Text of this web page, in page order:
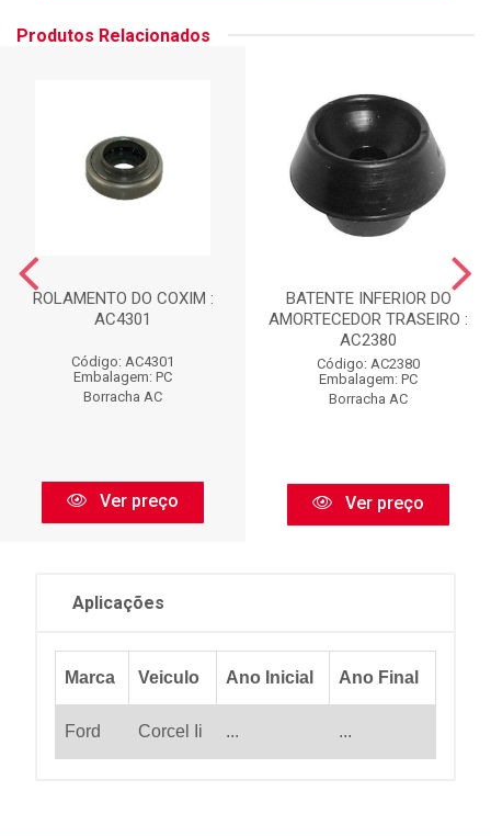
Produtos Relacionados
ROLAMENTO DO COXIM :
AC4301
Código: AC4301
Embalagem: PC
Borracha AC
Ver preço
BATENTE INFERIOR DO
AMORTECEDOR TRASEIRO :
AC2380
Código: AC2380
Embalagem: PC
Borracha AC
Ver preço
Aplicações
Marca Veiculo Ano Inicial Ano Final
Ford Corcel Ii ... ...